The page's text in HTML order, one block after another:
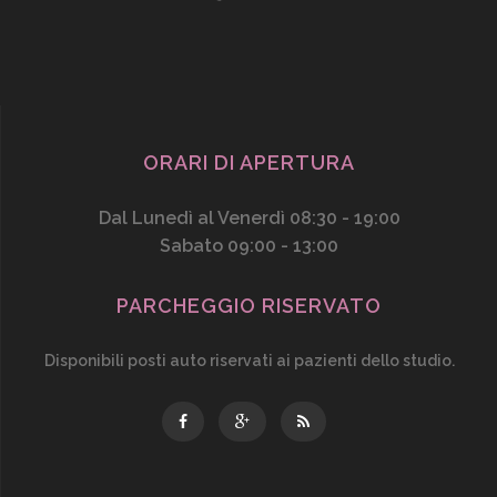
ORARI DI APERTURA
Dal Lunedì al Venerdì 08:30 - 19:00
Sabato 09:00 - 13:00
PARCHEGGIO RISERVATO
Disponibili posti auto riservati ai pazienti dello studio.